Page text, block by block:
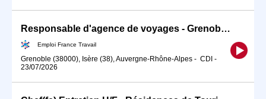
Responsable d'agence de voyages - Grenoble Place de Metz (H/F)
Emploi France Travail
Grenoble (38000), Isère (38), Auvergne-Rhône-Alpes - CDI -
23/07/2026